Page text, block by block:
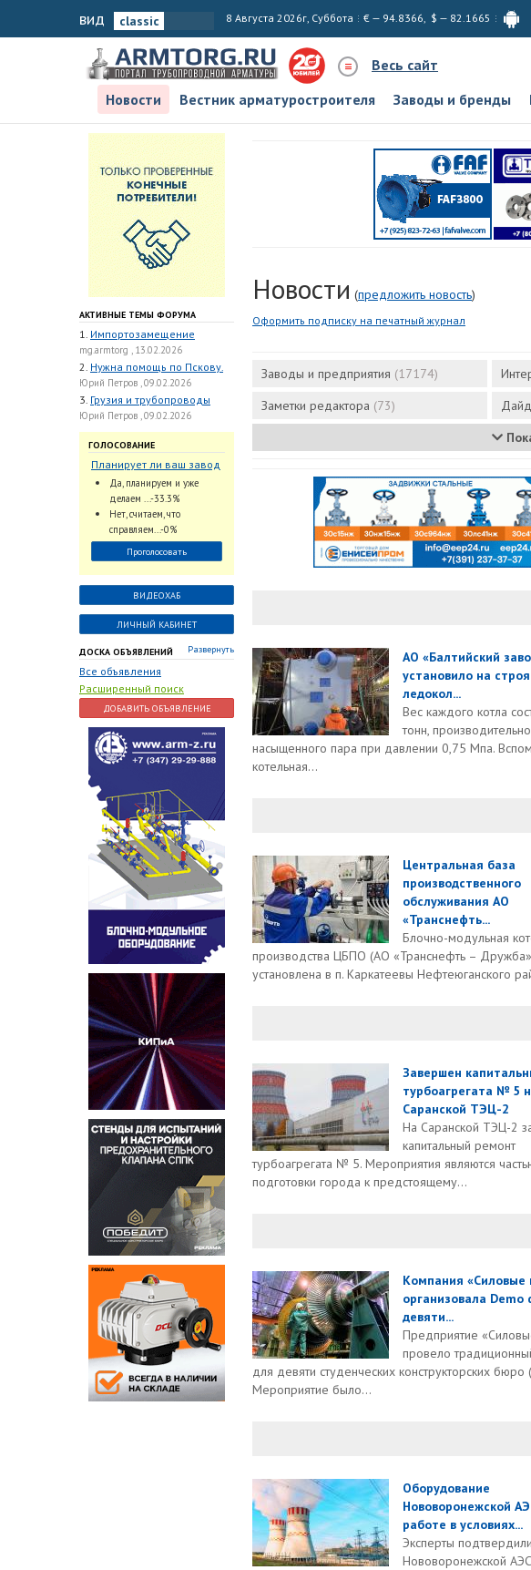
вид 8 Августа 2026г, Суббота € — 94.8366, $ — 82.1665
Весь сайт
Новости
Вестник арматуростроителя Заводы и бренды
АКТИВНЫЕ ТЕМЫ ФОРУМА
1. Импортозамещение
mg.armtorg , 13.02.2026
2. Нужна помощь по Пскову.
Юрий Петров , 09.02.2026
3. Грузия и трубопроводы
Юрий Петров , 09.02.2026
ГОЛОСОВАНИЕ
Планирует ли ваш завод
использовать
промышленный
интеллект и цифровые
заказы для ускорения
обработки заказов и
оперативной отгрузки
продукции конечному
потребителю?
Да, планируем и уже
делаем ...-33.3%
Нет, считаем, что
справляем...-0%
Проголосовать
ВИДЕОХАБ
ЛИЧНЫЙ КАБИНЕТ
ДОСКА ОБЪЯВЛЕНИЙ Развернуть
Все объявления
Расширенный поиск
ДОБАВИТЬ ОБЪЯВЛЕНИЕ
Новости (предложить новость)
Оформить подписку на печатный журнал
Заводы и предприятия (17174)
Заметки редактора (73)
АО «Балтийский
установило на
ледокол...
Вес каждого котла
тонн,
насыщенного пара при давлении 0,75 Мпа.
котельная...
Центральная база
производственного
обслуживания АО
«Транснефть...
Блочно-модульная
производства ЦБПО (АО «Транснефть –
установлена в п. Каркатеевы Нефтеюганского
Завершен
турбоагрегата № 5
Саранской ТЭЦ-2
На Саранской ТЭЦ-2
капитальный ремонт
турбоагрегата № 5. Мероприятия являются
подготовки города к предстоящему...
Компания
организовала Demo
девяти...
Предприятие
провело
для девяти студенческих конструкторских бюро
Мероприятие было...
Оборудование
Нововоронежской
работе в условиях...
Эксперты
Нововоронежской